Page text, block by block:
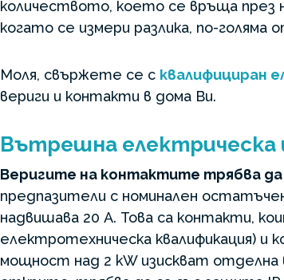
количеството, което се връща през
когато се измери разлика, по-
Моля, свържете се с квалифициран
вериги и контакти в дома Ви.
Вътрешна електрическа
Веригите на контактите трябва
предпазители с номинален
надвишава 20 A. Това са контакти,
електротехническа квалификация) и
мощност над 2 kW изискват отделна